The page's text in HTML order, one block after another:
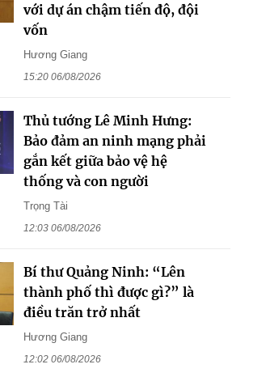
với dự án chậm tiến độ, đội
vốn
Hương Giang
15:20 06/08/2026
Thủ tướng Lê Minh Hưng:
Bảo đảm an ninh mạng phải
gắn kết giữa bảo vệ hệ
thống và con người
Trọng Tài
12:03 06/08/2026
Bí thư Quảng Ninh: “Lên
thành phố thì được gì?” là
điều trăn trở nhất
Hương Giang
12:02 06/08/2026